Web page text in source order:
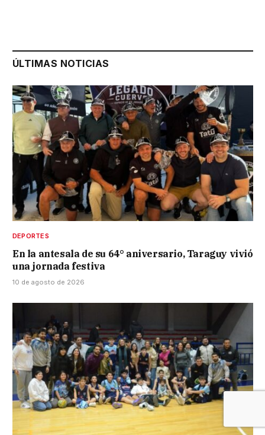
ÚLTIMAS NOTICIAS
DEPORTES
En la antesala de su 64° aniversario, Taraguy vivió
una jornada festiva
10 de agosto de 2026